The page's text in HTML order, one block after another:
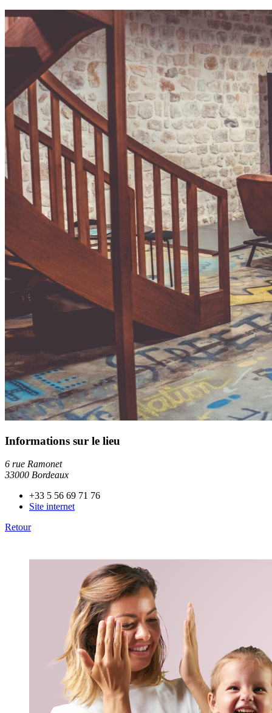
Informations sur le lieu
6 rue Ramonet
33000 Bordeaux
+33 5 56 69 71 76
Site internet
Retour